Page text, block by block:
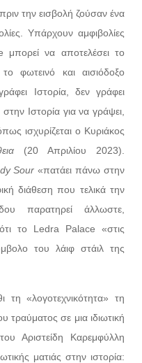
την εισβολή ζούσαν ένα
Υπάρχουν αμφιβολίες
να αποτελέσει το
το φωτεινό και αισιόδοξο
Ιστορία, δεν γράφει
Ιστορία για να γράψει,
ισχυρίζεται ο Κυριάκος
(20 Απριλίου 2023).
Sour «πατάει πάνω στην
διάθεση που τελικά την
παρατηρεί άλλωστε,
το Ledra Palace «στις
του λάιφ στάιλ της
«λογοτεχνικότητα» τη
τραύματος σε μια ιδιωτική
Αριστείδη Καρεμφύλλη
ματιάς στην ιστορία: